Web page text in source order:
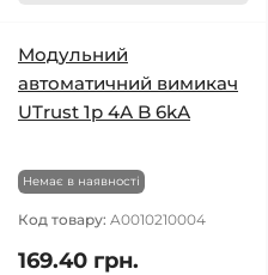
Модульний
автоматичний вимикач
UTrust 1р 4А B 6kА
Немає в наявності
Код товару: A0010210004
169.40 грн.